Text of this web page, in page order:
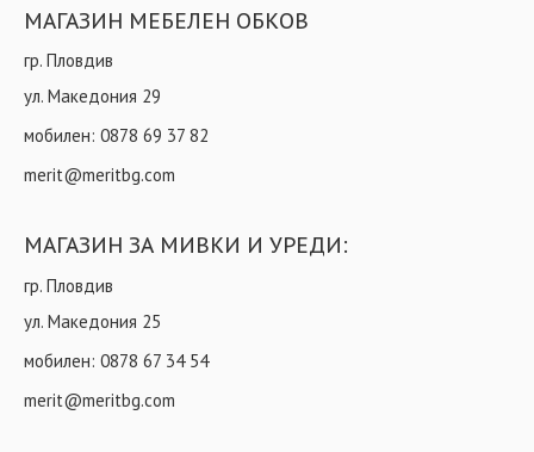
МАГАЗИН МЕБЕЛЕН ОБКОВ
гр. Пловдив
ул. Македония 29
мобилен: 0878 69 37 82
merit@meritbg.com
МАГАЗИН ЗА МИВКИ И УРЕДИ:
гр. Пловдив
ул. Македония 25
мобилен: 0878 67 34 54
merit@meritbg.com